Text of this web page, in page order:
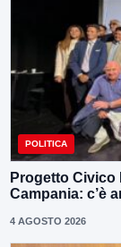
POLITICA
Progetto Civico
Campania: c’è
4 AGOSTO 2026